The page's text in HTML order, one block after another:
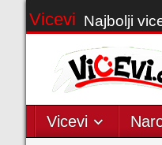
Vicevi Najbolji
Vicevi